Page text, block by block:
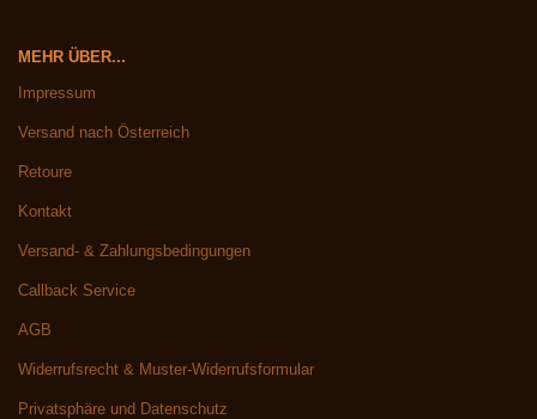
MEHR ÜBER...
Impressum
Versand nach Österreich
Retoure
Kontakt
Versand- & Zahlungsbedingungen
Callback Service
AGB
Widerrufsrecht & Muster-Widerrufsformular
Privatsphäre und Datenschutz